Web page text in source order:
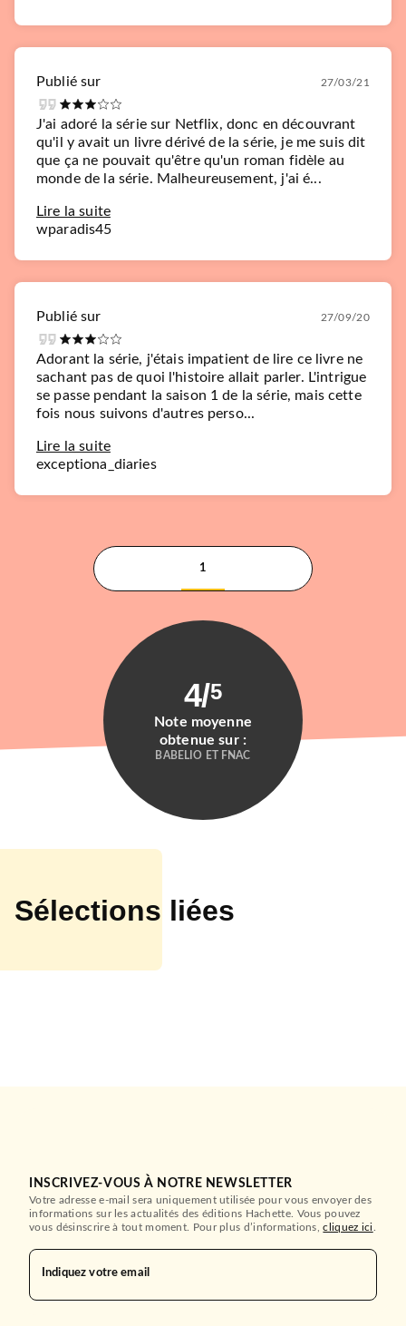
Mila - Tome 1 - Les vérités
cachées
Mathilde Aloha
10/06/2020
Publié sur 27/03/21
J'ai adoré la série sur Netflix, donc en découvrant
qu'il y avait un livre dérivé de la série, je me suis dit
que ça ne pouvait qu'être qu'un roman fidèle au
monde de la série. Malheureusement, j'ai é...
Lire la suite
wparadis45
Publié sur 27/09/20
Adorant la série, j'étais impatient de lire ce livre ne
sachant pas de quoi l'histoire allait parler. L'intrigue
se passe pendant la saison 1 de la série, mais cette
fois nous suivons d'autres perso...
Lire la suite
exceptiona_diaries
1
4/5
Note moyenne
obtenue sur :
BABELIO ET FNAC
Sélections liées
INSCRIVEZ-VOUS À NOTRE NEWSLETTER
Votre adresse e-mail sera uniquement utilisée pour vous envoyer des
informations sur les actualités des éditions Hachette. Vous pouvez
vous désinscrire à tout moment. Pour plus d’informations,cliquez ici
Indiquez votre email